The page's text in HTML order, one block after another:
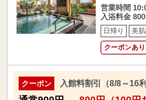
営業時間
入浴料金
日帰り 美
クーポンあり
クーポン 入館料割引（8/8～16